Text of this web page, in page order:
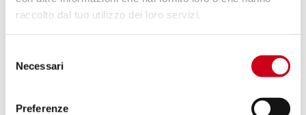
raccolto dal tuo utilizzo dei loro servizi.
delNecessari
Preferenze